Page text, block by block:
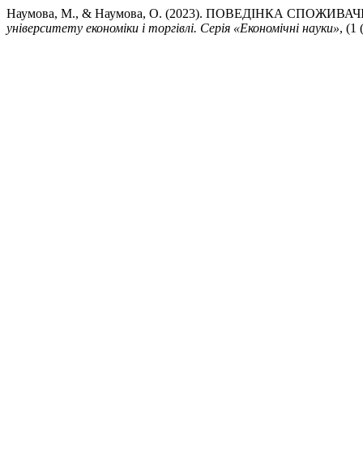
Наумова, М., & Наумова, О. (2023). ПОВЕДІНКА
університету економіки і торгівлі. Серія «Економічні науки», (1